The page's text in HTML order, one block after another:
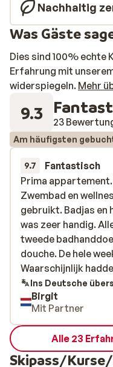
Nachhaltig
Was Gäste
Dies sind 100% echte
Erfahrung mit
widerspiegeln. Mehr
9.3 23
Am häufigsten
9.7 Fantastisch
Prima
Zwembad en
gebruikt. Badjas en
was zeer handig.
tweede
douche. De hele
Waarschijnlijk
vragen maar wel
van de vakantie al
Ski in ski out.
bloedheet. Maar je
skischoenen zijn
ochtend. Het hele
Prima
Zwembad en
gebruikt. Badjas en
was zeer handig.
tweede
douche. De hele
Waarschijnlijk
Ins Deutsche
Birgit
Mit Partner
Alle 23
Skipass/